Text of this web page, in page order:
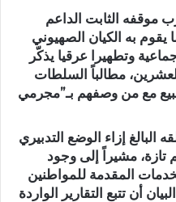
موقفه الثابت الداعم
به الكيان الصهيوني
وتطهيرا عرقيا يذكّر
مطالباً السلطات
مع من وصفهم بـ”مجرمي
البالغ إزاء الوضع التدبيري
تازة، مشيراً إلى وجود
المقدمة للمواطنين
أن تتبع التقارير الواردة